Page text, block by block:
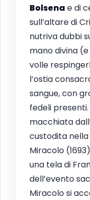
Bolsena e di
sull’altare di
nutriva dubbi
mano divina
volle
l’ostia
sangue, con
fedeli
macchiata
custodita
Miracolo
una tela di
dell’evento
Miracolo si